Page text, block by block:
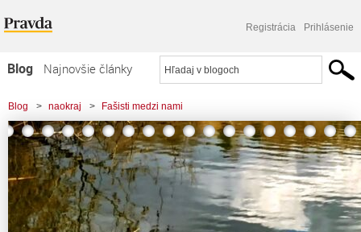
Registrácia Prihlásenie
Blog
Najnovšie články
Najčítanejšie články
Najkomentovanejšie články
Zoznam blogov
Komerčné blogy
Blog > naokraj > Fašisti medzi nami